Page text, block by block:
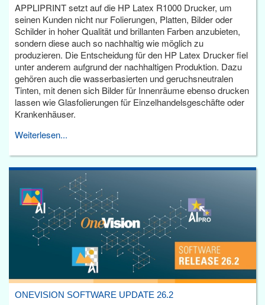
APPLIPRINT setzt auf die HP Latex R1000 Drucker, um
seinen Kunden nicht nur Folierungen, Platten, Bilder oder
Schilder in hoher Qualität und brillanten Farben anzubieten,
sondern diese auch so nachhaltig wie möglich zu
produzieren. Die Entscheidung für den HP Latex Drucker fiel
unter anderem aufgrund der nachhaltigen Produktion. Dazu
gehören auch die wasserbasierten und geruchsneutralen
Tinten, mit denen sich Bilder für Innenräume ebenso drucken
lassen wie Glasfolierungen für Einzelhandelsgeschäfte oder
Krankenhäuser.
Weiterlesen...
ONEVISION SOFTWARE UPDATE 26.2